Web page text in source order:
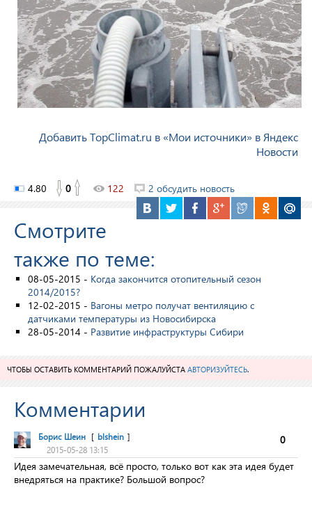
Добавить TopClimat.ru в «Мои источники» в Яндекс
Новости
4.80 0 122 2 обсудить новость
Смотрите
также по теме:
08-05-2015 - Когда закончится отопительный сезон
2014/2015?
12-02-2015 - Вагоны метро получат вентиляцию с
датчиками температуры из Новосибирска
28-05-2014 - Развитие инфраструктуры Сибири
ЧТОБЫ ОСТАВИТЬ КОММЕНТАРИЙ ПОЖАЛУЙСТА АВТОРИЗУЙТЕСЬ
Комментарии
0
Борис Шеин [ blshein ]
2015-05-28 13:15
Идея замечательная, всё просто, только вот как эта идея будет
внедряться на практике? Большой вопрос?